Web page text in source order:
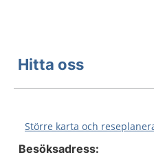
Hitta oss
Större karta och
Besöksadress: